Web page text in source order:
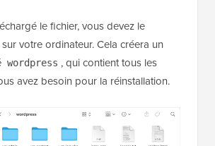
le fichier, vous devez le
votre ordinateur. Cela créera un
wordpress , qui contient tous les
avez besoin pour la réinstallation.